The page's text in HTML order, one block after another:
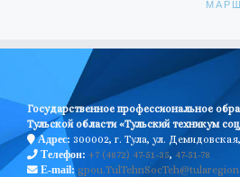
Государственное профессиональное
Тульской области «Тульский техникум
Адрес: 300002, г. Тула, ул.
Телефон: +7 (4872) 47-51-35, 47-51-78
E-mail: